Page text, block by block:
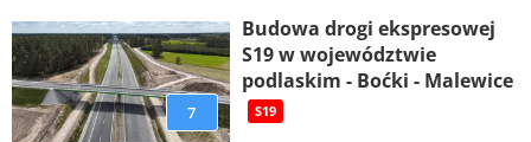
7
Budowa drogi ekspresowej
S19 w województwie
podlaskim - Boćki - Malewice
S19